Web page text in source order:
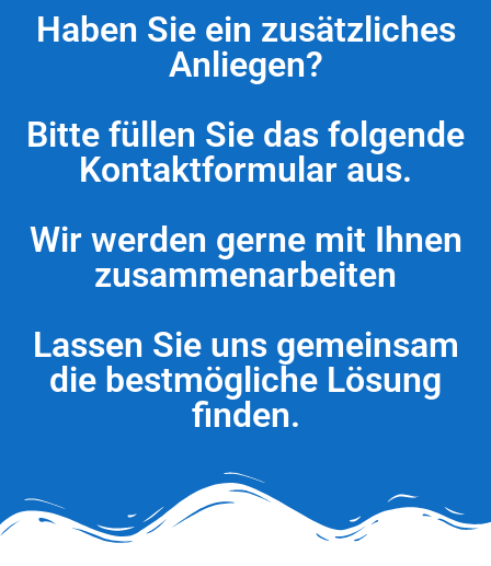
Haben Sie ein zusätzliches
Anliegen?
Bitte füllen Sie das folgende
Kontaktformular aus.
Wir werden gerne mit Ihnen
zusammenarbeiten
Lassen Sie uns gemeinsam
die bestmögliche Lösung
finden.